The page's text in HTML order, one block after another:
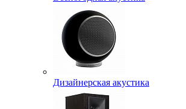
Дизайнерская акустика